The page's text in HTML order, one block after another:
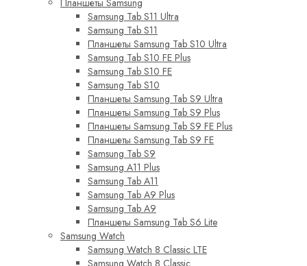
Samsung Tab S11 Ultra
Samsung Tab S11
Планшеты Samsung Tab S10 Ultra
Samsung Tab S10 FE Plus
Samsung Tab S10 FE
Samsung Tab S10
Планшеты Samsung Tab S9 Ultra
Планшеты Samsung Tab S9 Plus
Планшеты Samsung Tab S9 FE Plus
Планшеты Samsung Tab S9 FE
Samsung Tab S9
Samsung A11 Plus
Samsung Tab A11
Samsung Tab A9 Plus
Samsung Tab A9
Планшеты Samsung Tab S6 Lite
Samsung Watch
Samsung Watch 8 Classic LTE
Samsung Watch 8 Classic